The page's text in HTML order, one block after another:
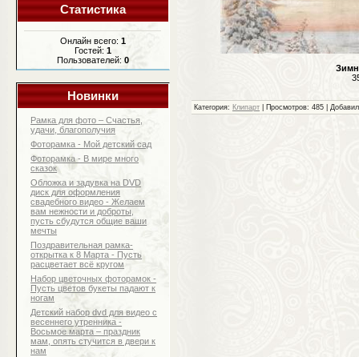
Статистика
Онлайн всего: 1
Гостей: 1
Пользователей: 0
Новинки
Рамка для фото – Счастья,
удачи, благополучия
Фоторамка - Мой детский сад
Фоторамка - В мире много
сказок
Обложка и задувка на DVD
диск для оформления
свадебного видео - Желаем
вам нежности и доброты,
пусть сбудутся общие ваши
мечты
Поздравительная рамка-
открытка к 8 Марта - Пусть
расцветает всё кругом
Набор цветочных фоторамок -
Пусть цветов букеты падают к
ногам
Детский набор dvd для видео с
весеннего утренника -
Восьмое марта – праздник
мам, опять стучится в двери к
нам
Категория: Клипарт| Просмотров: 485 |